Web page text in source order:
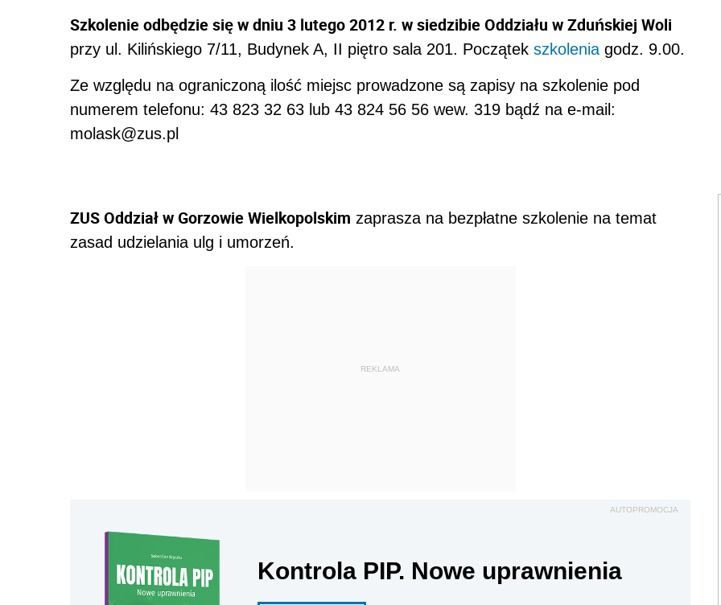
Szkolenie odbędzie się w dniu 3 lutego 2012 r. w siedzibie Oddziału w Zduńskiej Woli
przy ul. Kilińskiego 7/11, Budynek A, II piętro sala 201. Początek szkolenia godz. 9.00.
Ze względu na ograniczoną ilość miejsc prowadzone są zapisy na szkolenie pod
numerem telefonu: 43 823 32 63 lub 43 824 56 56 wew. 319 bądź na e-mail:
molask@zus.pl
ZUS Oddział w Gorzowie Wielkopolskim zaprasza na bezpłatne szkolenie na temat
zasad udzielania ulg i umorzeń.
REKLAMA
AUTOPROMOCJA
Kontrola PIP. Nowe uprawnienia